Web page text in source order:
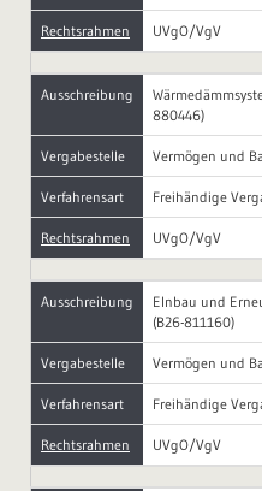
Rechtsrahmen UVgO/VgV
Ausschreibung
880446)
Vergabestelle Vermögen und
Verfahrensart Freihändige
Rechtsrahmen UVgO/VgV
Ausschreibung
EInbau und
(B26-811160)
Vergabestelle Vermögen und
Verfahrensart Freihändige
Rechtsrahmen UVgO/VgV